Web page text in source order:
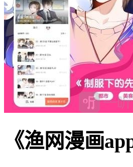
《渔网漫画